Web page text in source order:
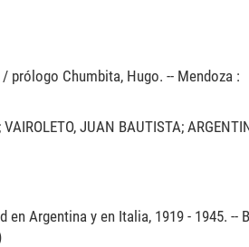
prólogo Chumbita, Hugo. -- Mendoza :
JUAN BAUTISTA;
Argentina y en Italia, 1919 - 1945. --